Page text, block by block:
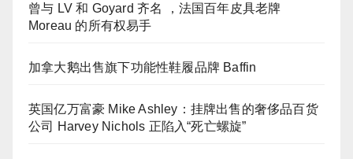
曾与 LV 和 Goyard 齐名 ，法国百年皮具老牌
Moreau 的所有权易手
加拿大鹅出售旗下功能性鞋履品牌 Baffin
英国亿万富豪 Mike Ashley：挂牌出售的奢侈品百货
公司 Harvey Nichols 正陷入“死亡螺旋”